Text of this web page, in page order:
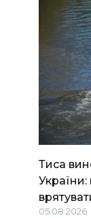
Тиса
05.08.2026